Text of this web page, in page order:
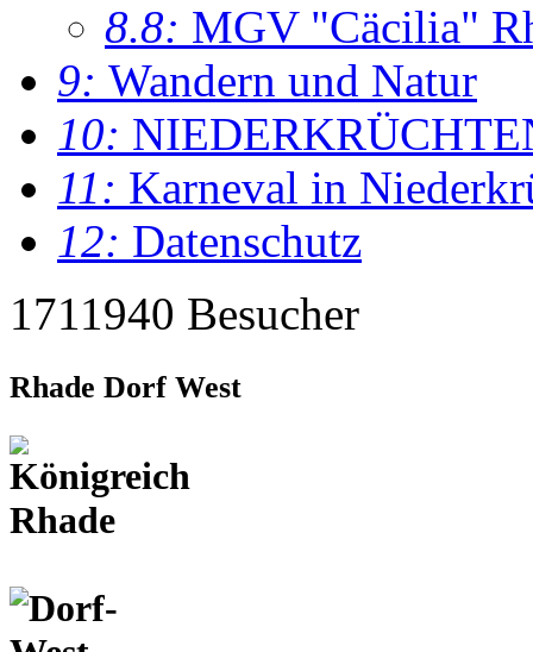
8.8: MGV "Cäcilia"
9: Wandern und Natur
10:
11: Karneval in
12: Datenschutz
1711940 Besucher
Rhade Dorf West